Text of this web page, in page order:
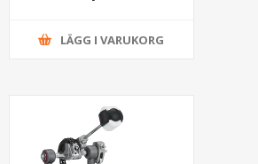
LÄGG I VARUKORG